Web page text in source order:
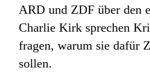
ARD und ZDF über den
Charlie Kirk sprechen
fragen, warum sie dafür
sollen.